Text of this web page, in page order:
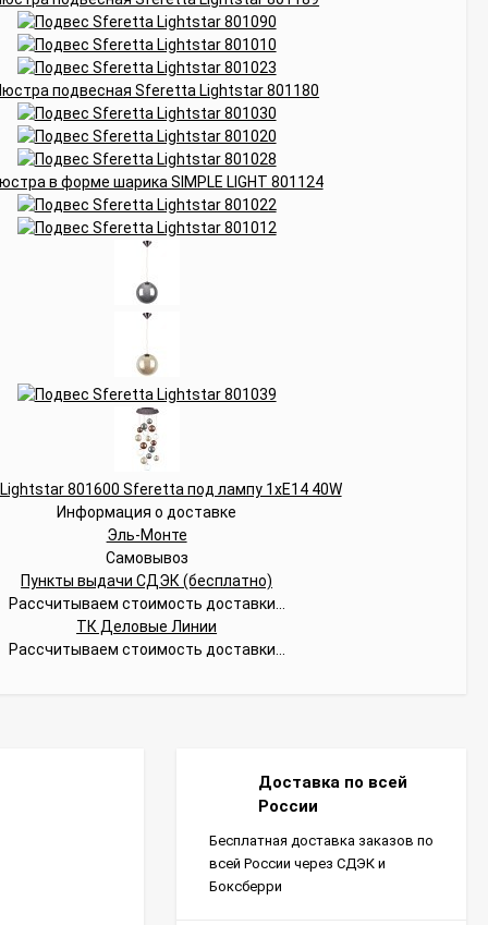
Информация о доставке
Эль-Монте
Самовывоз
Пункты выдачи СДЭК (бесплатно)
Рассчитываем стоимость доставки...
ТК Деловые Линии
Рассчитываем стоимость доставки...
Доставка по всей
России
Бесплатная доставка заказов по
всей России через СДЭК и
Боксберри